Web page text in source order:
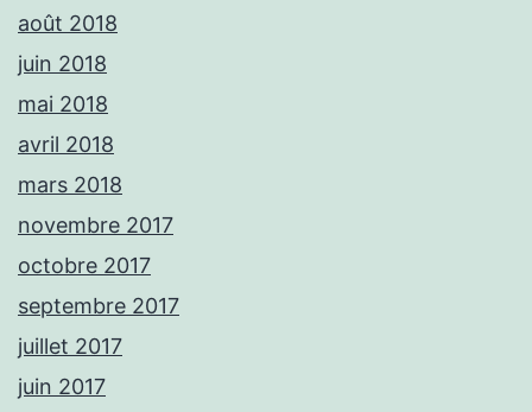
août 2018
juin 2018
mai 2018
avril 2018
mars 2018
novembre 2017
octobre 2017
septembre 2017
juillet 2017
juin 2017